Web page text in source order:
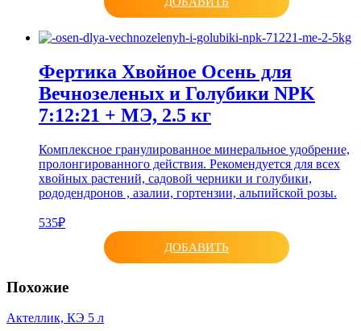
Фертика Хвойное Осень для
Вечнозеленых и Голубики NPK
7:12:21 + МЭ, 2.5 кг
Комплексное гранулированное минеральное удобрение,
пролонгированного действия. Рекомендуется для всех
хвойных растений, садовой черники и голубики,
рододендронов , азалии, гортензии, альпийской розы.
535₽
ДОБАВИТЬ
Похожие
Актеллик, КЭ 5 л